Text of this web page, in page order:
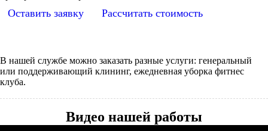
Оставить заявку Рассчитать стоимость
В нашей службе можно заказать разные услуги: генеральный
или поддерживающий клининг, ежедневная уборка фитнес
клуба.
Видео нашей работы